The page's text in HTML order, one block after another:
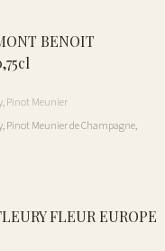
BENOIT
Pinot Meunier
Pinot Meunier de Champagne,
FLEUR EUROPE